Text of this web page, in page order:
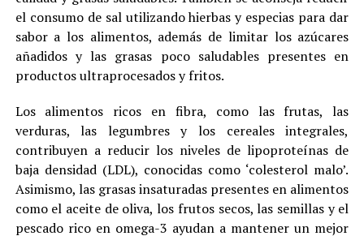
el consumo de sal utilizando hierbas y especias para dar
sabor a los alimentos, además de limitar los azúcares
añadidos y las grasas poco saludables presentes en
productos ultraprocesados y fritos.
Los alimentos ricos en fibra, como las frutas, las
verduras, las legumbres y los cereales integrales,
contribuyen a reducir los niveles de lipoproteínas de
baja densidad (LDL), conocidas como ‘colesterol malo’.
Asimismo, las grasas insaturadas presentes en alimentos
como el aceite de oliva, los frutos secos, las semillas y el
pescado rico en omega-3 ayudan a mantener un mejor